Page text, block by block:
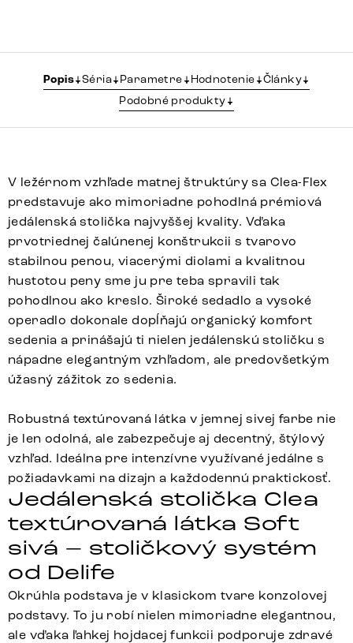
Popis Séria Parametre Hodnotenie
Články
Podobné produkty
V ležérnom vzhľade matnej štruktúry sa Clea-Flex
predstavuje ako mimoriadne pohodlná prémiová
jedálenská stolička najvyššej kvality. Vďaka
prvotriednej čalúnenej konštrukcii s tvarovo
stabilnou penou, viacerými diolami a kvalitnou
hustotou peny sme ju pre teba spravili tak
pohodlnou ako kreslo. Široké sedadlo a vysoké
operadlo dokonale dopĺňajú organický komfort
sedenia a prinášajú ti nielen jedálenskú stoličku s
nápadne elegantným vzhľadom, ale predovšetkým
úžasný zážitok zo sedenia.
Robustná textúrovaná látka v jemnej sivej farbe nie
je len odolná, ale zabezpečuje aj decentný, štýlový
vzhľad. Ideálna pre intenzívne využívané jedálne s
požiadavkami na dizajn a každodennú praktickosť.
Jedálenská stolička Clea
textúrovaná látka Soft
sivá – stoličkový systém
od Delife
Okrúhla podstava je v klasickom tvare konzolovej
podstavy. To ju robí nielen mimoriadne elegantnou,
ale vďaka ľahkej hojdacej funkcii podporuje zdravé